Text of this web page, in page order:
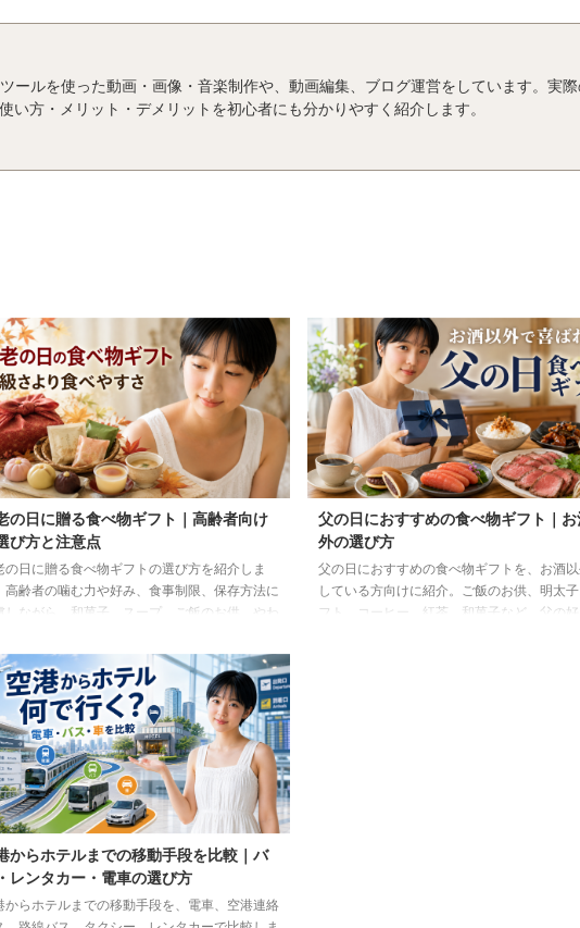
ールを使った動画・画像・音楽制作や、動画編集、ブログ運営をしています。実際
い方・メリット・デメリットを初心者にも分かりやすく紹介します。
の日に贈る食べ物ギフト｜高齢者向け
び方と注意点
の日に贈る食べ物ギフトの選び方を紹介しま
高齢者の噛む力や好み、食事制限、保存方法に
しながら、和菓子、スープ、ご飯のお供、やわ
父の日におすすめの食べ物ギフト｜お
外の選び方
父の日におすすめの食べ物ギフトを、お酒
している方向けに紹介。ご飯のお供、明太
フト、コーヒー、紅茶、和菓子など、父の好
からホテルまでの移動手段を比較｜バ
レンタカー・電車の選び方
からホテルまでの移動手段を、電車、空港連絡